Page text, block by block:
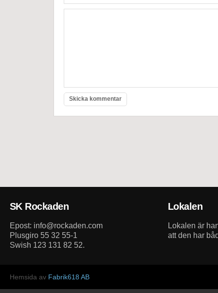
SK Rockaden
Epost: info@rockaden.com
Plusgiro 55 32 55-1
Swish 123 131 82 52.
Lokalen
Lokalen är
att den har
Hemsida av Fabrik618 AB